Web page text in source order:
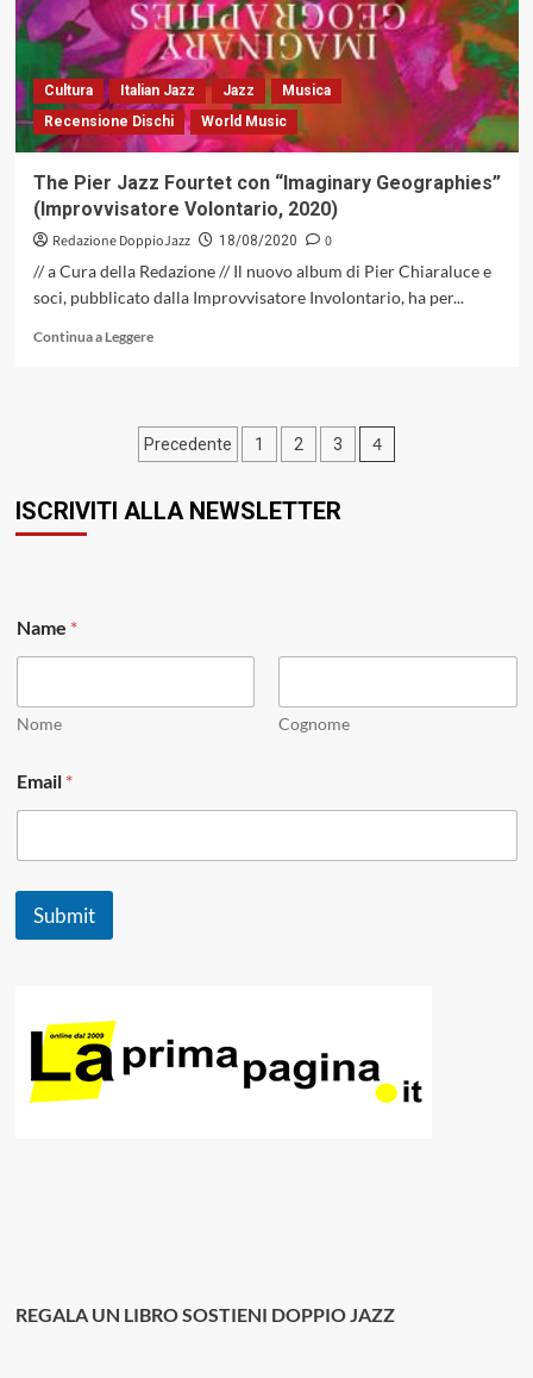
–
Notturni
(caligola
Records,
2021)
Cultura Italian Jazz Jazz
Musica
Recensione Dischi
World Music
The Pier Jazz Fourtet con “Imaginary Geographies”
(Improvvisatore Volontario, 2020)
Redazione DoppioJazz 18/08/2020
0
// a Cura della Redazione // Il nuovo album di Pier Chiaraluce e
soci, pubblicato dalla Improvvisatore Involontario, ha per...
Continua a LeggereLeggi
The
Pier
con
Paginazione
articoli
Precedente 1 2 3 4
ISCRIVITI ALLA NEWSLETTER
*
N
m
e
Name *
Nome Cognome
Email *
Submit
REGALA UN LIBRO SOSTIENI DOPPIO JAZZ